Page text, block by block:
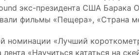
экс-президента США Барака
фильмы «Пещера», «Страна
номинации «Лучший
«Научиться кататься на